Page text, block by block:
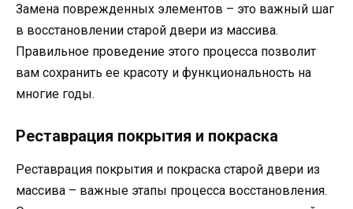
Замена поврежденных элементов – это важный шаг
в восстановлении старой двери из массива.
Правильное проведение этого процесса позволит
вам сохранить ее красоту и функциональность на
многие годы.
Реставрация покрытия и покраска
Реставрация покрытия и покраска старой двери из
массива – важные этапы процесса восстановления.